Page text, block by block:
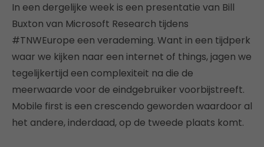
In een dergelijke week is een presentatie van Bill
Buxton van Microsoft Research tijdens
#TNWEurope een verademing. Want in een tijdperk
waar we kijken naar een internet of things, jagen we
tegelijkertijd een complexiteit na die de
meerwaarde voor de eindgebruiker voorbijstreeft.
Mobile first is een crescendo geworden waardoor al
het andere, inderdaad, op de tweede plaats komt.